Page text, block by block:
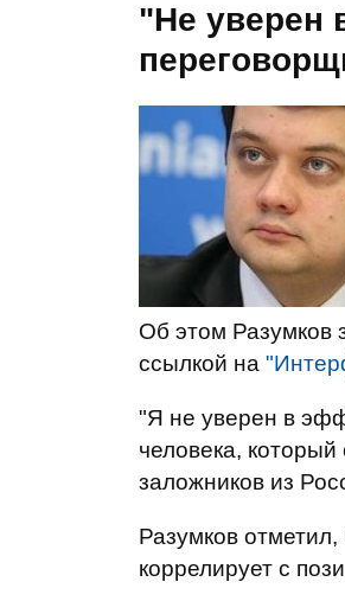
"Не уверен
Об этом Разумков
ссылкой на
"Я не уверен в
человека,
заложников из
Разумков
коррелирует с